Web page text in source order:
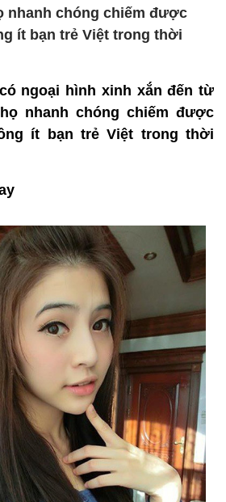
nhanh chóng chiếm được
ít bạn trẻ Việt trong thời
ngoại hình xinh xắn đến từ
nhanh chóng chiếm được
ít bạn trẻ Việt trong thời